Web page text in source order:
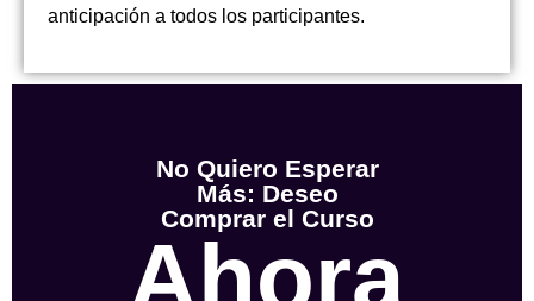
anticipación a todos los participantes.
No Quiero Esperar
Más: Deseo
Comprar el Curso
Ahora